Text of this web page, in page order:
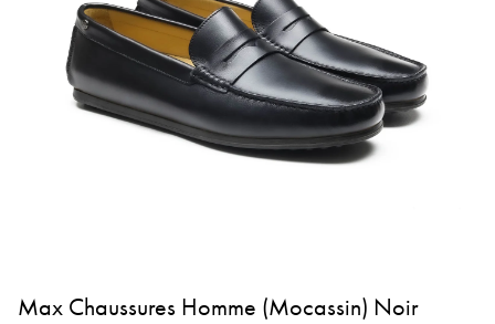
Max Chaussures Homme (Mocassin) Noir